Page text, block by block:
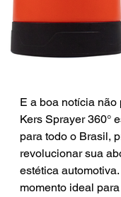
E a boa notícia não
Kers Sprayer 360°
para todo o Brasil,
revolucionar sua
estética
momento ideal